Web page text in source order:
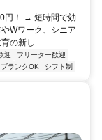
円！ → 短時間で効
Wワーク、シニア
の新し...
迎
フリーター歓迎
ブランクOK シフト制